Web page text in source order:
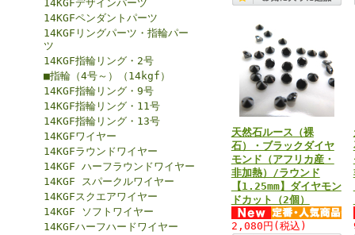
14KGFデザインパーツ
14KGFペンダントパーツ
14KGFリングパーツ・指輪パー
ツ
14KGF指輪リング・2号
■指輪（4号～）（14kgf）
14KGF指輪リング・9号
14KGF指輪リング・11号
14KGF指輪リング・13号
14KGFワイヤー
14KGFラウンドワイヤー
14KGF ハーフラウンドワイヤー
14KGF スパークルワイヤー
14KGFスクエアワイヤー
14KGF ソフトワイヤー
14KGFハーフハードワイヤー
天然石ルース（裸
石）・ブラックダイヤ
モンド（アフリカ産・
非加熱）/ラウンド
【1.25mm】ダイヤモン
ドカット（2個）
2,080円 (税込)